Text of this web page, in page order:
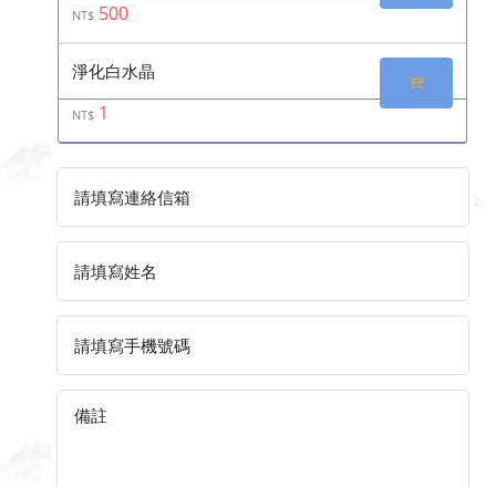
NT$ 500
淨化白水晶
NT$ 1